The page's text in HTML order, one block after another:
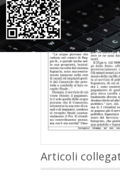
Articoli